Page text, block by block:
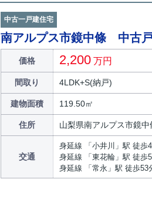
中古一戸建住宅
南アルプス市鏡中條 中古
価格 2,200 万円
間取り 4LDK+S(納戸)
建物面積 119.50㎡
住所 山梨県南アルプス市鏡中
交通
身延線 「小井川」駅 徒歩
身延線 「東花輪」駅 徒歩
身延線 「常永」駅 徒歩53